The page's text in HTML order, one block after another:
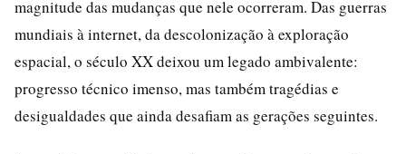
magnitude das mudanças que nele ocorreram. Das guerras
mundiais à internet, da descolonização à exploração
espacial, o século XX deixou um legado ambivalente:
progresso técnico imenso, mas também tragédias e
desigualdades que ainda desafiam as gerações seguintes.